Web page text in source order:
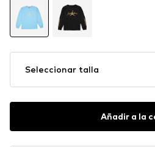
Seleccionar talla
Añadir a la